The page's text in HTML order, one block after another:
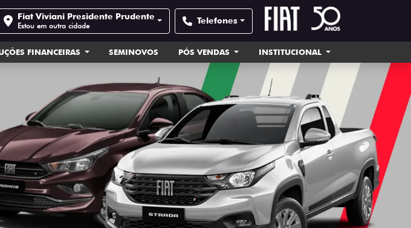
Fiat Viviani Presidente Prudente
Estou em outra cidade Telefones
FINANCEIRAS SEMINOVOS PÓS VENDAS INSTITUCIONAL